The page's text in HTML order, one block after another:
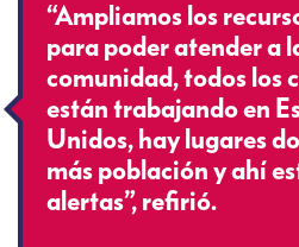
“Ampliamos los
para poder atender a
comunidad, todos los
están trabajando en
Unidos, hay lugares
más población y ahí
alertas”, refirió.